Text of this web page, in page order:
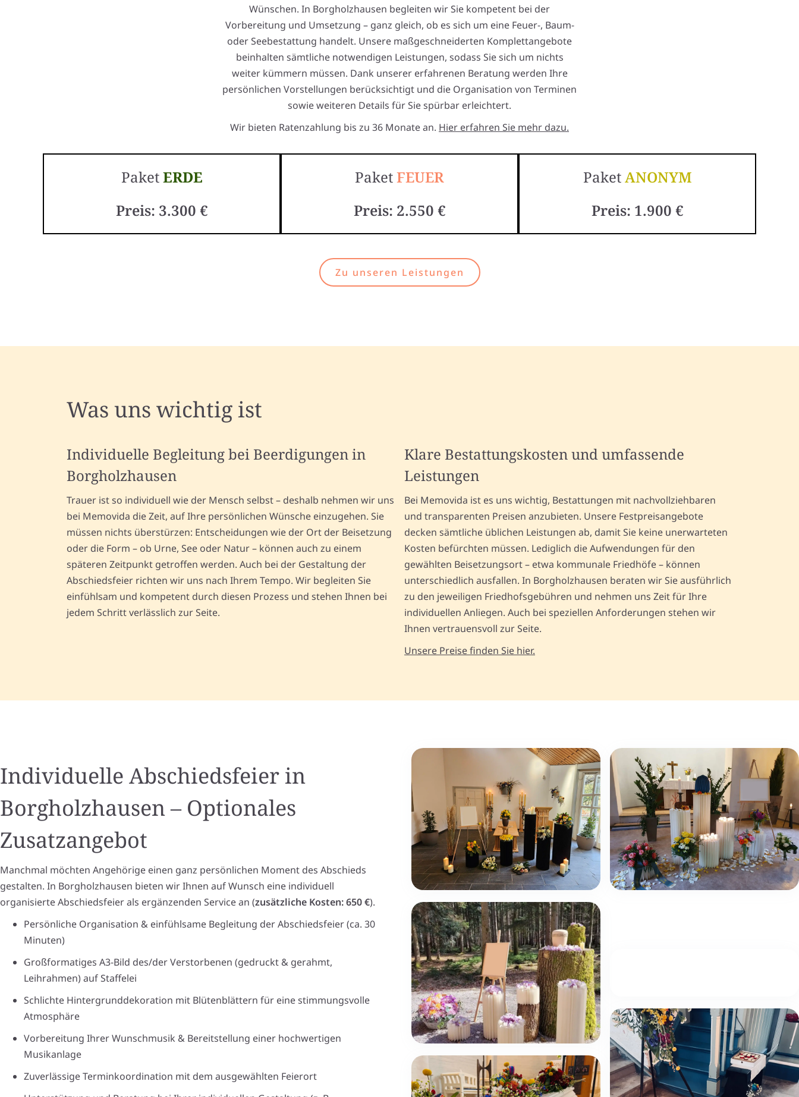
Wünschen. In Borgholzhausen begleiten wir Sie kompetent bei der
Vorbereitung und Umsetzung – ganz gleich, ob es sich um eine Feuer-, Baum-
oder Seebestattung handelt. Unsere maßgeschneiderten Komplettangebote
beinhalten sämtliche notwendigen Leistungen, sodass Sie sich um nichts
weiter kümmern müssen. Dank unserer erfahrenen Beratung werden Ihre
persönlichen Vorstellungen berücksichtigt und die Organisation von Terminen
sowie weiteren Details für Sie spürbar erleichtert.
Wir bieten Ratenzahlung bis zu 36 Monate an. Hier erfahren Sie mehr dazu.
PaketERDE
Preis: 3.300 €
PaketFEUER
Preis: 2.550 €
PaketANONYM
Preis: 1.900 €
Zu unseren Leistungen
Was uns wichtig ist
Individuelle Begleitung bei Beerdigungen in
Borgholzhausen
Trauer ist so individuell wie der Mensch selbst – deshalb nehmen wir uns
bei Memovida die Zeit, auf Ihre persönlichen Wünsche einzugehen. Sie
müssen nichts überstürzen: Entscheidungen wie der Ort der Beisetzung
oder die Form – ob Urne, See oder Natur – können auch zu einem
späteren Zeitpunkt getroffen werden. Auch bei der Gestaltung der
Abschiedsfeier richten wir uns nach Ihrem Tempo. Wir begleiten Sie
einfühlsam und kompetent durch diesen Prozess und stehen Ihnen bei
jedem Schritt verlässlich zur Seite.
Klare Bestattungskosten und umfassende
Leistungen
Bei Memovida ist es uns wichtig, Bestattungen mit nachvollziehbaren
und transparenten Preisen anzubieten. Unsere Festpreisangebote
decken sämtliche üblichen Leistungen ab, damit Sie keine unerwarteten
Kosten befürchten müssen. Lediglich die Aufwendungen für den
gewählten Beisetzungsort – etwa kommunale Friedhöfe – können
unterschiedlich ausfallen. In Borgholzhausen beraten wir Sie ausführlich
zu den jeweiligen Friedhofsgebühren und nehmen uns Zeit für Ihre
individuellen Anliegen. Auch bei speziellen Anforderungen stehen wir
Ihnen vertrauensvoll zur Seite.
Unsere Preise finden Sie hier.
Individuelle Abschiedsfeier in
Borgholzhausen – Optionales
Zusatzangebot
Manchmal möchten Angehörige einen ganz persönlichen Moment des Abschieds
gestalten. In Borgholzhausen bieten wir Ihnen auf Wunsch eine individuell
organisierte Abschiedsfeier als ergänzenden Service an (zusätzliche Kosten: 650 €).
Persönliche Organisation & einfühlsame Begleitung der Abschiedsfeier (ca. 30
Minuten)
Großformatiges A3-Bild des/der Verstorbenen (gedruckt & gerahmt,
Leihrahmen) auf Staffelei
Schlichte Hintergrunddekoration mit Blütenblättern für eine stimmungsvolle
Atmosphäre
Vorbereitung Ihrer Wunschmusik & Bereitstellung einer hochwertigen
Musikanlage
Zuverlässige Terminkoordination mit dem ausgewählten Feierort